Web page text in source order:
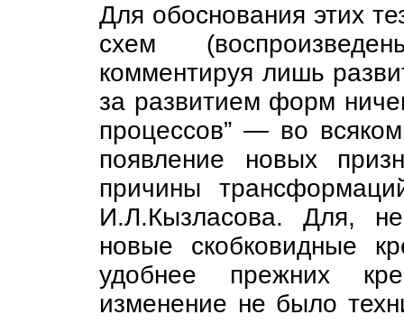
Для обоснования этих
схем
комментируя лишь
за развитием форм
процессов” — во
появление новых
причины
И.Л.Кызласова. Для,
новые скобковидные
удобнее прежних
изменение не было